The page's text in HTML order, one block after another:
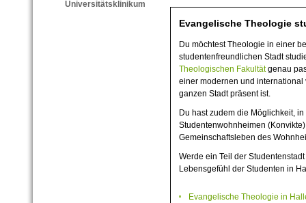
Universitätsklinikum
Evangelische Theologie
Du möchtest Theologie in einer
studentenfreundlichen Stadt
Theologischen Fakultätgenau
einer modernen und
ganzen Stadt präsent ist.
Du hast zudem die Möglichkeit,
Studentenwohnheimen
Gemeinschaftsleben des
Werde ein Teil der
Lebensgefühl der Studenten in
Evangelische Theologie in